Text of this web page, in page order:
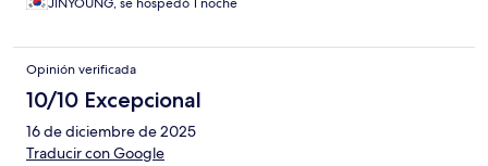
JINYOUNG, se hospedó 1 noche
Opinión verificada
10/10 Excepcional
16 de diciembre de 2025
Traducir con Google